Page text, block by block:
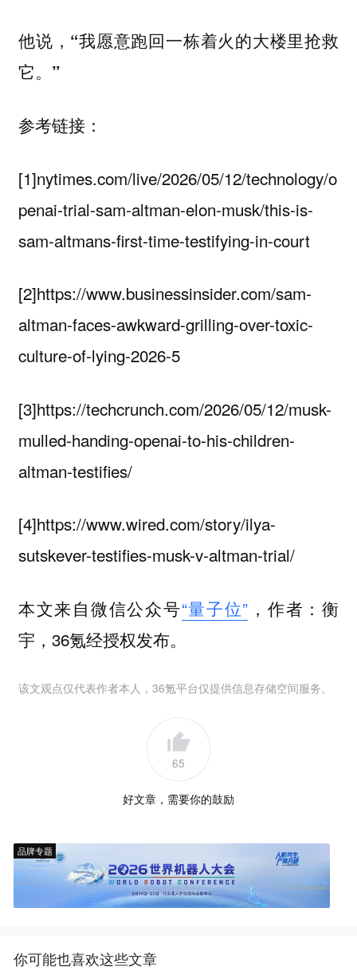
他说，“我愿意跑回一栋着火的大楼里抢救
它。”
参考链接：
[1]nytimes.com/live/2026/05/12/technology/o
penai-trial-sam-altman-elon-musk/this-is-
sam-altmans-first-time-testifying-in-court
[2]https://www.businessinsider.com/sam-
altman-faces-awkward-grilling-over-toxic-
culture-of-lying-2026-5
[3]https://techcrunch.com/2026/05/12/musk-
mulled-handing-openai-to-his-children-
altman-testifies/
[4]https://www.wired.com/story/ilya-
sutskever-testifies-musk-v-altman-trial/
本文来自微信公众号“量子位” ，作者：衡
宇，36氪经授权发布。
该文观点仅代表作者本人，36氪平台仅提供信息存储空间服务。
65
好文章，需要你的鼓励
品牌专题
你可能也喜欢这些文章